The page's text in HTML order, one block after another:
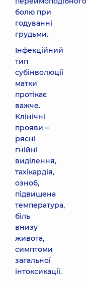
болю при
годуванні
грудьми.
Інфекційний
тип
субінволюції
матки
протікає
важче.
Клінічні
прояви –
рясні
гнійні
виділення,
тахікардія,
озноб,
підвищена
температура,
біль
внизу
живота,
симптоми
загальної
інтоксикації.